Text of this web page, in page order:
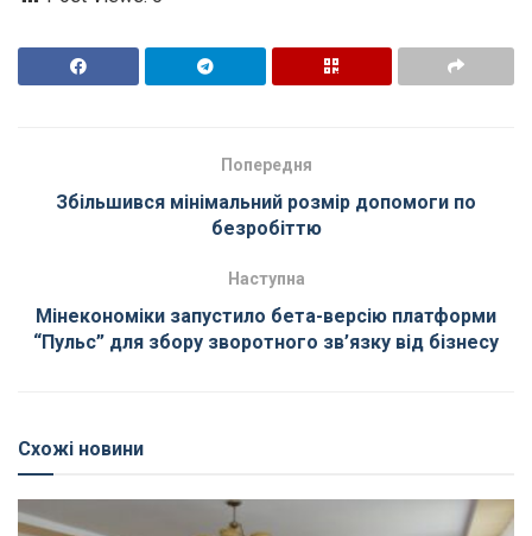
Попередня
Збільшився мінімальний розмір допомоги по
безробіттю
Наступна
Мінекономіки запустило бета-версію платформи
“Пульс” для збору зворотного зв’язку від бізнесу
Схожі новини